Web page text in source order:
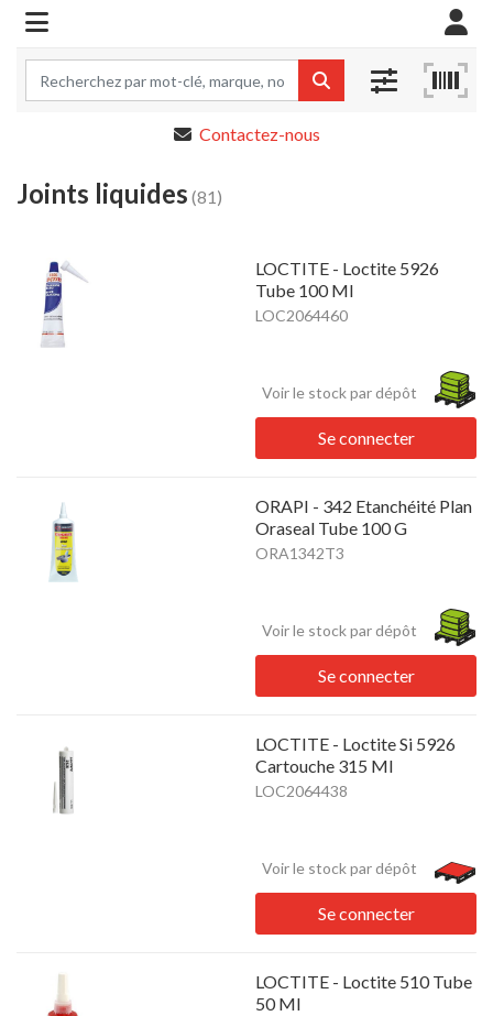
Contactez-nous
Joints liquides (81)
LOCTITE - Loctite 5926
Tube 100 Ml
LOC2064460
Voir le stock par dépôt
Se connecter
ORAPI - 342 Etanchéité Plan
Oraseal Tube 100 G
ORA1342T3
Voir le stock par dépôt
Se connecter
LOCTITE - Loctite Si 5926
Cartouche 315 Ml
LOC2064438
Voir le stock par dépôt
Se connecter
LOCTITE - Loctite 510 Tube
50 Ml